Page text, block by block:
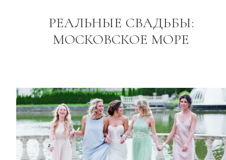
РЕАЛЬНЫЕ СВАДЬБЫ:
МОСКОВСКОЕ МОРЕ